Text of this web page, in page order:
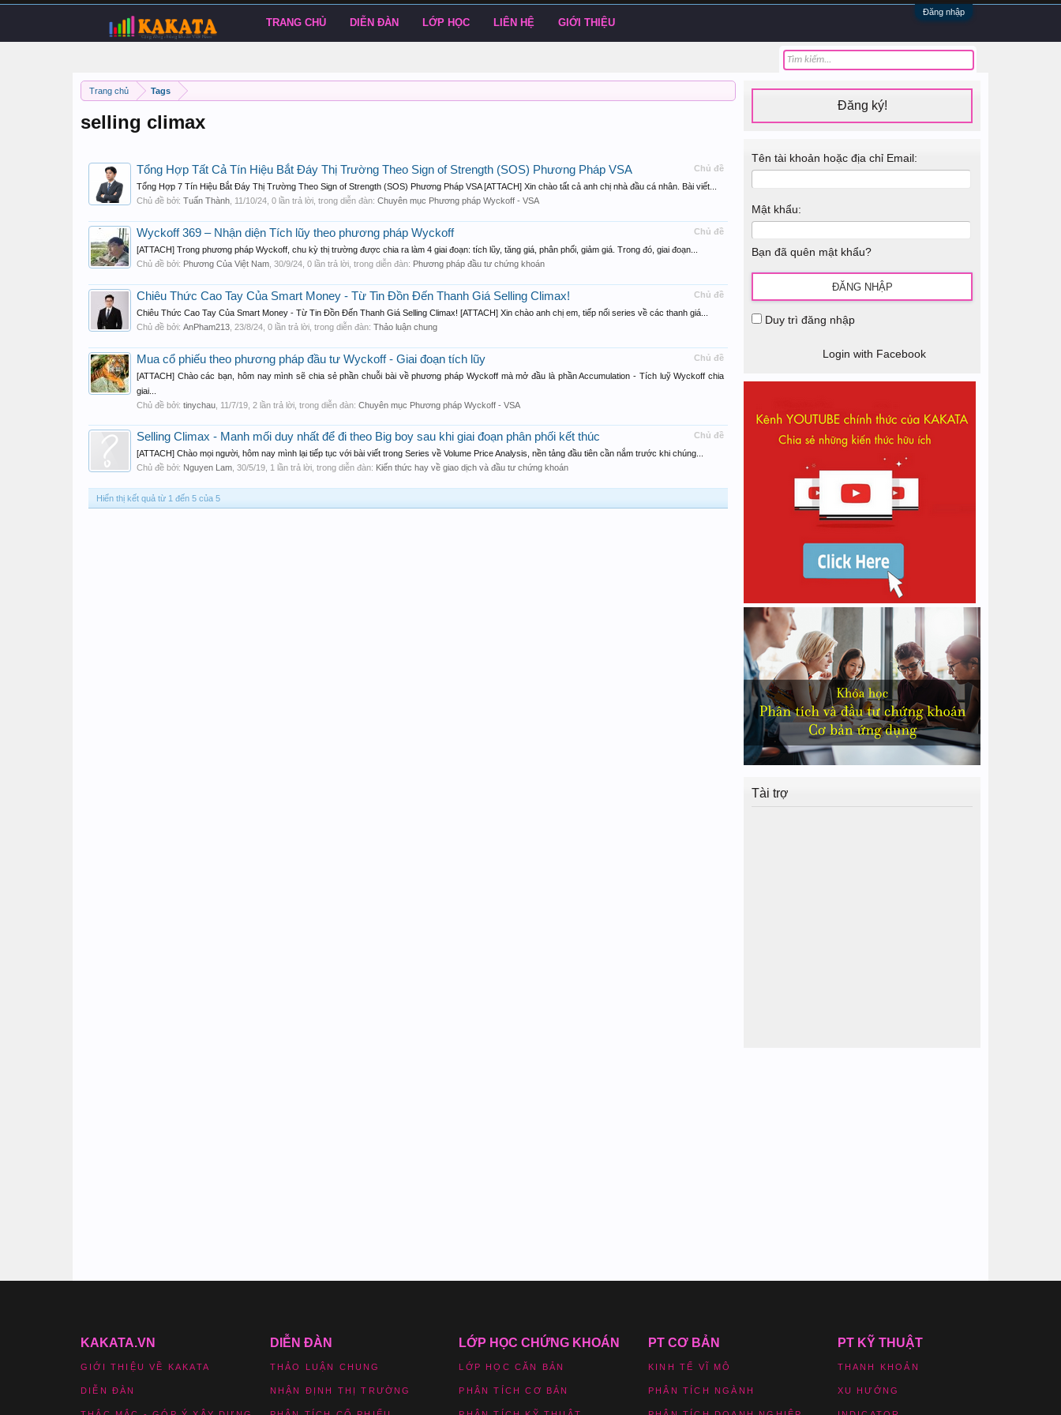
Đăng nhập
Trang chủ Tags
selling climax
Chủ đề
Tổng Hợp Tất Cả Tín Hiệu Bắt Đáy Thị Trường Theo Sign of Strength (SOS) Phương Pháp VSA
Tổng Hợp 7 Tín Hiệu Bắt Đáy Thị Trường Theo Sign of Strength (SOS) Phương Pháp VSA [ATTACH] Xin chào tất cả anh chị nhà đầu cá nhân. Bài viết...
Chủ đề bởi: Tuấn Thành 11/10/24 , 0 lần trả lời, trong diễn đàn: Chuyên mục Phương pháp Wyckoff - VSA
Chủ đề
Wyckoff 369 – Nhận diện Tích lũy theo phương pháp Wyckoff
[ATTACH] Trong phương pháp Wyckoff, chu kỳ thị trường được chia ra làm 4 giai đoạn: tích lũy, tăng giá, phân phối, giảm giá. Trong đó, giai đoạn...
Chủ đề bởi: Phương Của Việt Nam 30/9/24 , 0 lần trả lời, trong diễn đàn: Phương pháp đầu tư chứng khoán
Chủ đề
Chiêu Thức Cao Tay Của Smart Money - Từ Tin Đồn Đến Thanh Giá Selling Climax!
Chiêu Thức Cao Tay Của Smart Money - Từ Tin Đồn Đến Thanh Giá Selling Climax! [ATTACH] Xin chào anh chị em, tiếp nối series về các thanh giá...
Chủ đề bởi: AnPham213 23/8/24 , 0 lần trả lời, trong diễn đàn: Thảo luận chung
Chủ đề
Mua cổ phiếu theo phương pháp đầu tư Wyckoff - Giai đoạn tích lũy
[ATTACH] Chào các bạn, hôm nay mình sẽ chia sẻ phần chuỗi bài về phương pháp Wyckoff mà mở đầu là phần Accumulation - Tích luỹ Wyckoff chia
giai...
Chủ đề bởi: tinychau 11/7/19 , 2 lần trả lời, trong diễn đàn: Chuyên mục Phương pháp Wyckoff - VSA
Chủ đề
Selling Climax - Manh mối duy nhất để đi theo Big boy sau khi giai đoạn phân phối kết thúc
[ATTACH] Chào mọi người, hôm nay mình lại tiếp tục với bài viết trong Series về Volume Price Analysis, nền tảng đầu tiên cần nắm trước khi chúng...
Chủ đề bởi: Nguyen Lam 30/5/19 , 1 lần trả lời, trong diễn đàn: Kiến thức hay về giao dịch và đầu tư chứng khoán
Hiển thị kết quả từ 1 đến 5 của 5
Đăng ký!
Tên tài khoản hoặc địa chỉ Email:
Mật khẩu:
Bạn đã quên mật khẩu?
Duy trì đăng nhập
Login with Facebook
Tài trợ
TRANG CHỦ DIỄN ĐÀN LỚP HỌC LIÊN HỆ GIỚI THIỆU
KAKATA.VN
GIỚI THIỆU VỀ KAKATA
DIỄN ĐÀN
DIỄN ĐÀN
THẢO LUẬN CHUNG
NHẬN ĐỊNH THỊ TRƯỜNG
LỚP HỌC CHỨNG KHOÁN
LỚP HỌC CĂN BẢN
PHÂN TÍCH CƠ BẢN
PT CƠ BẢN
KINH TẾ VĨ MÔ
PHÂN TÍCH NGÀNH
PT KỸ THUẬT
THANH KHOẢN
XU HƯỚNG